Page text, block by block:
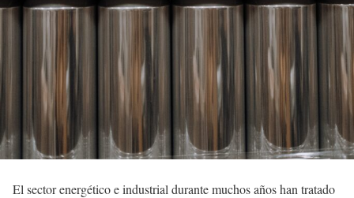
El sector energético e industrial durante muchos años han tratado